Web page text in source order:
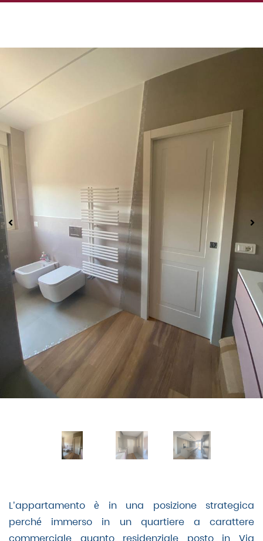
L’appartamento è in una posizione strategica
perché immerso in un quartiere a carattere